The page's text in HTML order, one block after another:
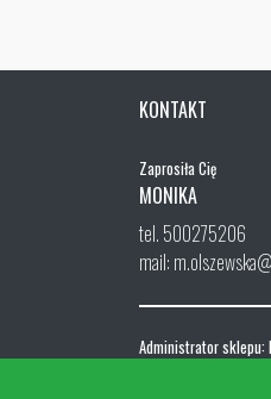
KONTAKT
Zaprosiła Cię
MONIKA
tel. 500275206
mail:
Administrator sklepu: